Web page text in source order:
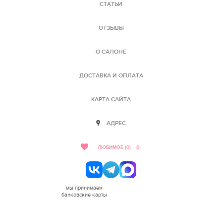
СТАТЬИ
ОТЗЫВЫ
О САЛОНЕ
ДОСТАВКА И ОПЛАТА
КАРТА САЙТА
АДРЕС
ЛЮБИМОЕ (0) 0
мы принимаем
банковские карты